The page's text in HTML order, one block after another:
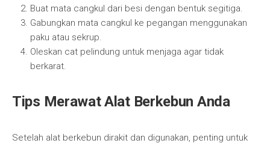
Buat mata cangkul dari besi dengan bentuk segitiga.
Gabungkan mata cangkul ke pegangan menggunakan
paku atau sekrup.
Oleskan cat pelindung untuk menjaga agar tidak
berkarat.
Tips Merawat Alat Berkebun Anda
Setelah alat berkebun dirakit dan digunakan, penting untuk